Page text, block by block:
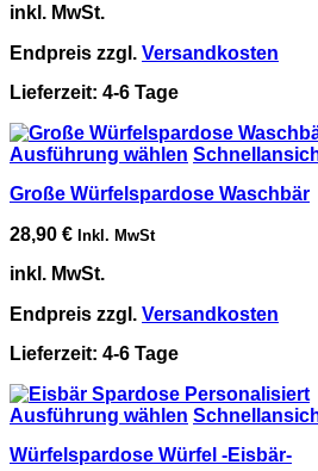
inkl. MwSt.
Endpreis zzgl. Versandkosten
Lieferzeit: 4-6 Tage
Ausführung wählen
Große Würfelspardose Waschbär
28,90 € Inkl. MwSt
inkl. MwSt.
Endpreis zzgl. Versandkosten
Lieferzeit: 4-6 Tage
Ausführung wählen
Würfelspardose Würfel -Eisbär-